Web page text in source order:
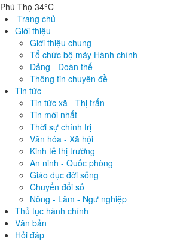
Phú Thọ 34°C
Trang chủ
Giới thiệu
Giới thiệu chung
Tổ chức bộ máy Hành chính
Đảng - Đoàn thể
Thông tin chuyên đề
Tin tức
Tin tức xã - Thị trấn
Tin mới nhất
Thời sự chính trị
Văn hóa - Xã hội
Kinh tế thị trường
An ninh - Quốc phòng
Giáo dục đời sống
Chuyển đổi số
Nông - Lâm - Ngư nghiệp
Thủ tục hành chính
Văn bản
Hỏi đáp